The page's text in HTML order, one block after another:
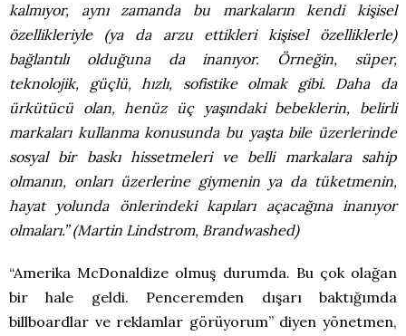
kalmıyor, aynı zamanda bu markaların kendi kişisel
özellikleriyle (ya da arzu ettikleri kişisel özelliklerle)
bağlantılı olduğuna da inanıyor. Örneğin, süper,
teknolojik, güçlü, hızlı, sofistike olmak gibi. Daha da
ürkütücü olan, henüz üç yaşındaki bebeklerin, belirli
markaları kullanma konusunda bu yaşta bile üzerlerinde
sosyal bir baskı hissetmeleri ve belli markalara sahip
olmanın, onları üzerlerine giymenin ya da tüketmenin,
hayat yolunda önlerindeki kapıları açacağına inanıyor
olmaları.” (Martin Lindstrom, Brandwashed)
“Amerika McDonaldize olmuş durumda. Bu çok olağan
bir hale geldi. Penceremden dışarı baktığımda
billboardlar ve reklamlar görüyorum” diyen yönetmen,